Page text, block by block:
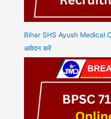
Bihar SHS Ayush Medical
आवेदन करें